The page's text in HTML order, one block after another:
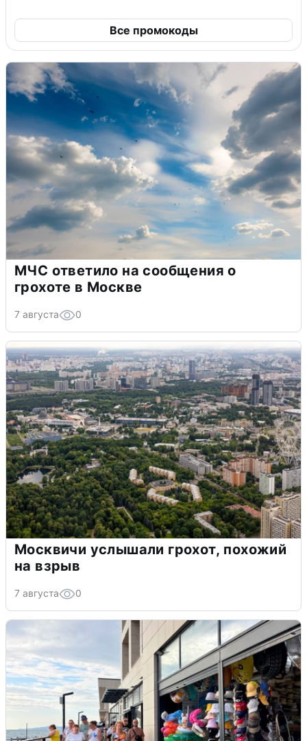
Все промокоды
МЧС ответило на сообщения о
грохоте в Москве
7 августа 0
Москвичи услышали грохот, похожий
на взрыв
7 августа 0